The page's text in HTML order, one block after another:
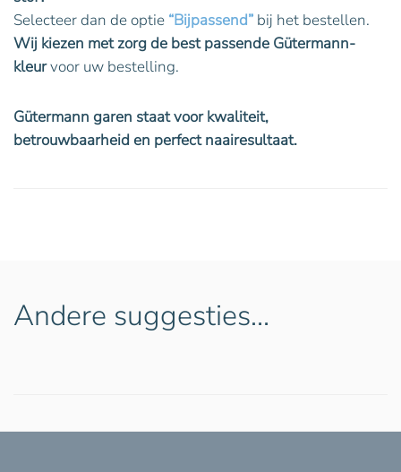
Selecteer dan de optie “Bijpassend” bij het bestellen.
Wij kiezen met zorg de best passende Gütermann-
kleurvoor uw bestelling.
Gütermann garen staat voor kwaliteit,
betrouwbaarheid en perfect naairesultaat.
Andere suggesties…